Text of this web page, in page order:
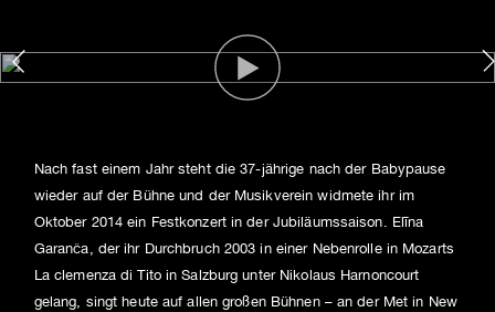
Nach fast einem Jahr steht die 37-jährige nach der Babypause
wieder auf der Bühne und der Musikverein widmete ihr im
Oktober 2014 ein Festkonzert in der Jubiläumssaison. Elīna
Garanča, der ihr Durchbruch 2003 in einer Nebenrolle in Mozarts
La clemenza di Tito in Salzburg unter Nikolaus Harnoncourt
gelang, singt heute auf allen großen Bühnen – an der Met in New